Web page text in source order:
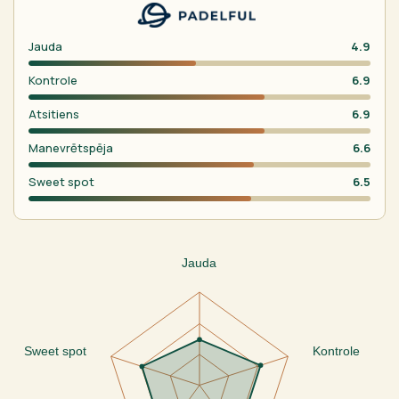
Jauda 4.9
Kontrole 6.9
Atsitiens 6.9
Manevrētspēja 6.6
Sweet spot 6.5
Jauda
Kontrole
Sweet spot